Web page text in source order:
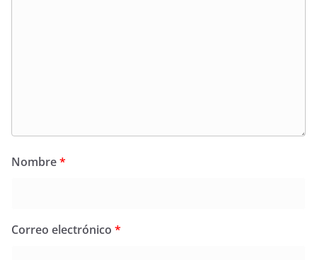
Nombre*
Correo electrónico *